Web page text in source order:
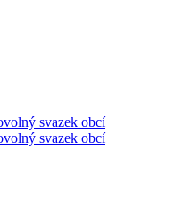
svazek obcí
svazek obcí